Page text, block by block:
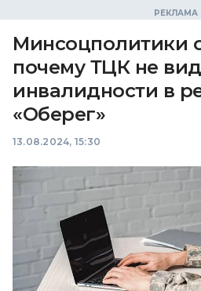
Минсоцполитики
почему ТЦК не
инвалидности в
«Оберег»
13.08.2024, 15:30